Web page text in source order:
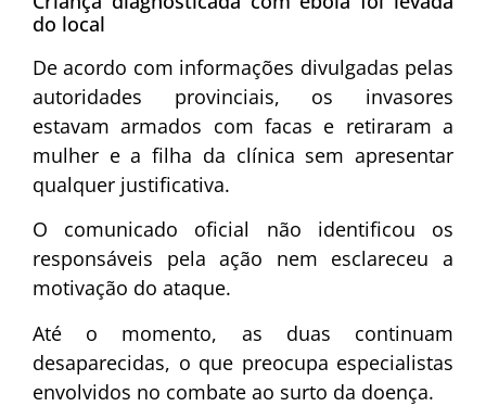
do local
De acordo com informações divulgadas pelas
autoridades provinciais, os invasores
estavam armados com facas e retiraram a
mulher e a filha da clínica sem apresentar
qualquer justificativa.
O comunicado oficial não identificou os
responsáveis pela ação nem esclareceu a
motivação do ataque.
Até o momento, as duas continuam
desaparecidas, o que preocupa especialistas
envolvidos no combate ao surto da doença.